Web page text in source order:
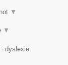
▼
▼
: dyslexie